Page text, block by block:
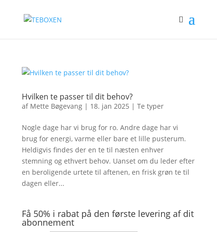
Hvilken te passer til dit behov?
af Mette Bøgevang| 18. jan 2025 | Te typer
Nogle dage har vi brug for ro. Andre dage har vi
brug for energi, varme eller bare et lille pusterum.
Heldigvis findes der en te til næsten enhver
stemning og ethvert behov. Uanset om du leder efter
en beroligende urtete til aftenen, en frisk grøn te til
dagen eller...
Få 50% i rabat på den første levering af dit
abonnement